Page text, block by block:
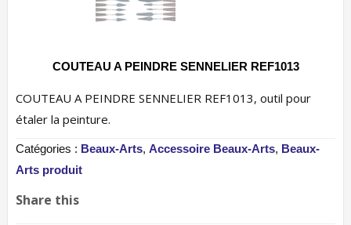
COUTEAU A PEINDRE SENNELIER REF1013
COUTEAU A PEINDRE SENNELIER REF1013, outil pour
étaler la peinture.
Catégories : Beaux-Arts, Accessoire Beaux-Arts, Beaux-
Arts produit
Share this